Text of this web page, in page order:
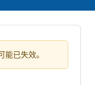
已失效。